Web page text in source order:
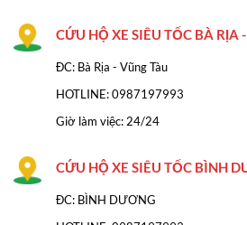
CỨU HỘ XE SIÊU TỐC BÀ RỊA
ĐC: Bà Rịa - Vũng Tàu
HOTLINE: 0987197993
Giờ làm việc: 24/24
CỨU HỘ XE SIÊU TỐC BÌNH
ĐC: BÌNH DƯƠNG